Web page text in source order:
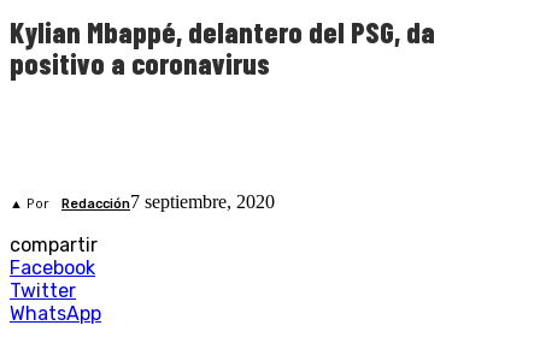
Kylian Mbappé, delantero del PSG, da
positivo a coronavirus
▲ Por Redacción7 septiembre, 2020
compartir
Facebook
Twitter
WhatsApp